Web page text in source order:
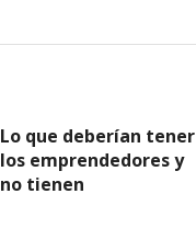
Lo que deberían tener
los emprendedores y
no tienen